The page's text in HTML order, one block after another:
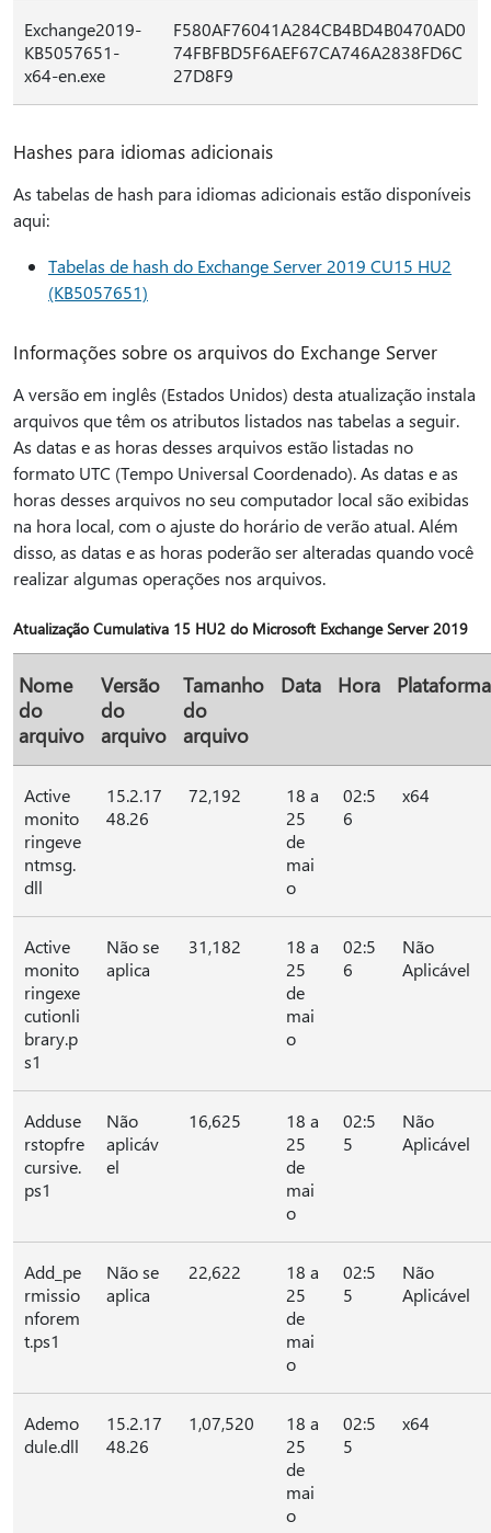
Exchange2019-
KB5057651-
x64-en.exe
F580AF76041A284CB4BD4B0470AD0
74FBFBD5F6AEF67CA746A2838FD6C
27D8F9
Hashes para idiomas adicionais
As tabelas de hash para idiomas adicionais estão disponíveis
aqui:
Tabelas de hash do Exchange Server 2019 CU15 HU2
(KB5057651)
Informações sobre os arquivos do Exchange Server
A versão em inglês (Estados Unidos) desta atualização instala
arquivos que têm os atributos listados nas tabelas a seguir.
As datas e as horas desses arquivos estão listadas no
formato UTC (Tempo Universal Coordenado). As datas e as
horas desses arquivos no seu computador local são exibidas
na hora local, com o ajuste do horário de verão atual. Além
disso, as datas e as horas poderão ser alteradas quando você
realizar algumas operações nos arquivos.
Atualização Cumulativa 15 HU2 do Microsoft Exchange Server 2019
Nome
do
arquivo
Versão
do
arquivo
Tamanho
do
arquivo
Data Hora Plataforma
Active
monito
ringeve
ntmsg.
dll
15.2.17
48.26
72,192
18 a
25
de
mai
o
02:5
6
x64
Active
monito
ringexe
cutionli
brary.p
s1
Não se
aplica
31,182
18 a
25
de
mai
o
02:5
6
Não
Aplicável
Adduse
rstopfre
cursive.
ps1
Não
aplicáv
el
16,625
18 a
25
de
mai
o
02:5
5
Não
Aplicável
Add_pe
rmissio
nforem
t.ps1
Não se
aplica
22,622
18 a
25
de
mai
o
02:5
5
Não
Aplicável
Ademo
dule.dll
15.2.17
48.26
1,07,520
18 a
25
de
mai
o
02:5
5
x64